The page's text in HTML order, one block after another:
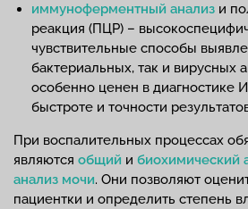
иммуноферментный анализ и
реакция (ПЦР) –
чувствительные способы
бактериальных, так и вирусных
особенно ценен в диагностике
быстроте и точности
При воспалительных процессах
являются общий и биохимический
анализ мочи. Они позволяют
пациентки и определить степень